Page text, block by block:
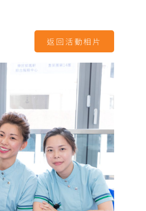
返回活動相片